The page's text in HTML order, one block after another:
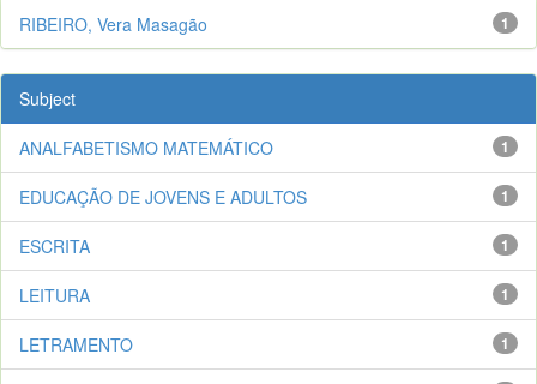
1
RIBEIRO, Vera Masagão
Subject
1
ANALFABETISMO MATEMÁTICO
1
EDUCAÇÃO DE JOVENS E ADULTOS
1
ESCRITA
1
LEITURA
1
LETRAMENTO